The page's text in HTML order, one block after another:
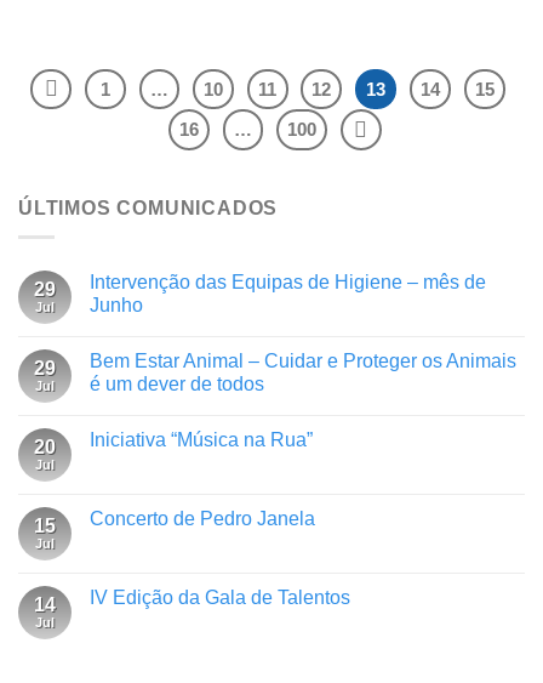
1 … 10 11 12 13 14
15
16
… 100
ÚLTIMOS COMUNICADOS
29
Jul
Intervenção das Equipas de Higiene – mês de
Junho
29
Jul
Bem Estar Animal – Cuidar e Proteger os Animais
é um dever de todos
20
Jul
Iniciativa “Música na Rua”
15
Jul
Concerto de Pedro Janela
14
Jul
IV Edição da Gala de Talentos